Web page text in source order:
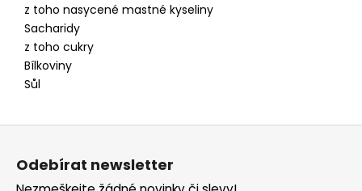
z toho nasycené mastné kyseliny
Sacharidy
z toho cukry
Bílkoviny
Sůl
Z
Odebírat newsletter